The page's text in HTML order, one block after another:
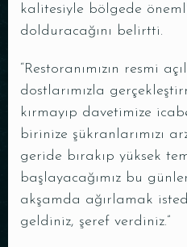
kalitesiyle bölgede
dolduracağını belirtti.
“Restoranımızın resmi
dostlarımızla
kırmayıp davetimize
birinize şükranlarımızı
geride bırakıp yüksek
başlayacağımız bu
akşamda ağırlamak
geldiniz, şeref verdiniz.”